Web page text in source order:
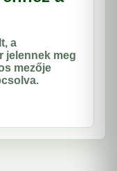
a
jelennek meg
mezője